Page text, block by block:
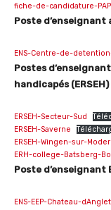
fiche-de-candidature-
Poste d’enseignant
ENS-Centre-de-
Postes
handicapés (ERSEH)
ERSEH-Secteur-Sud
ERSEH-Saverne
ERSEH-Wingen-sur-Moder
ERH-college-Batsberg-
Poste d’enseignant
ENS-EEP-Chateau-